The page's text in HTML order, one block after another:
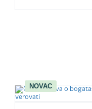
NOVAC